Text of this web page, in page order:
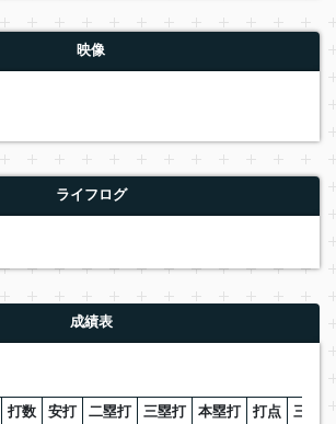
映像
ライフログ
成績表
打数 安打 二塁打 三塁打 本塁打 打点 三振